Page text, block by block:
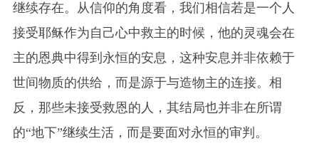
继续存在。从信仰的角度看，我们相信若是一个人
接受耶稣作为自己心中救主的时候，他的灵魂会在
主的恩典中得到永恒的安息，这种安息并非依赖于
世间物质的供给，而是源于与造物主的连接。相
反，那些未接受救恩的人，其结局也并非在所谓
的“地下”继续生活，而是要面对永恒的审判。